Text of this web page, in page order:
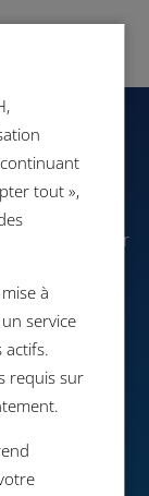
nettoyage par
spécial de
complet
étapes de
chambre.
tout »,
à
service
actifs.
requis sur